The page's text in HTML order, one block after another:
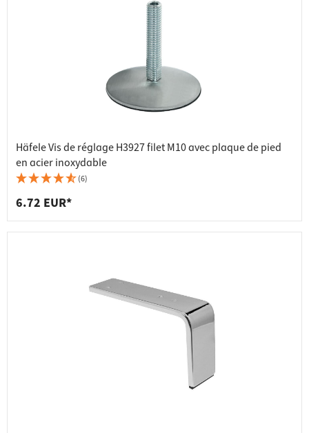
Häfele Vis de réglage H3927 filet M10 avec plaque de pied
en acier inoxydable
(6)
6.72 EUR*